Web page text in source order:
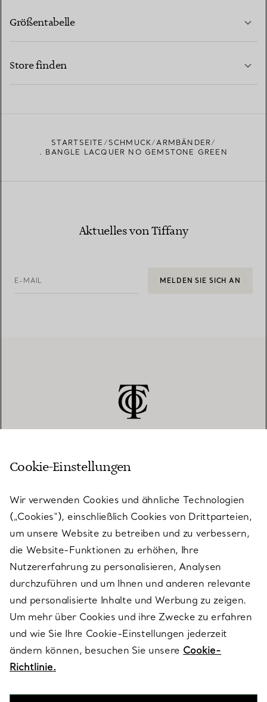
Größentabelle
Store finden
STARTSEITE SCHMUCK
ARMBÄNDER
. BANGLE LACQUER NO GEMSTONE GREEN
Aktuelles von Tiffany
E-MAIL MELDEN SIE SICH AN
KUNDENSERVICE
SERVICES
ÜBER TIFFANY & CO.
RECHTLICHE HINWEISE
FOLGEN SIE UNS
Cookie-Einstellungen
Wir verwenden Cookies und ähnliche Technologien
(„Cookies“), einschließlich Cookies von Drittparteien,
um unsere Website zu betreiben und zu verbessern,
die Website-Funktionen zu erhöhen, Ihre
Nutzererfahrung zu personalisieren, Analysen
durchzuführen und um Ihnen und anderen relevante
und personalisierte Inhalte und Werbung zu zeigen.
Um mehr über Cookies und ihre Zwecke zu erfahren
und wie Sie Ihre Cookie-Einstellungen jederzeit
ändern können, besuchen Sie unsere Cookie-
Richtlinie.